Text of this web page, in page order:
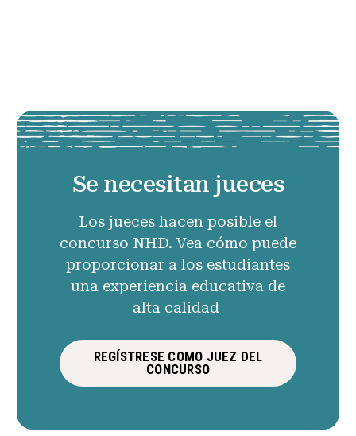
Se necesitan jueces
Los jueces hacen posible el
concurso NHD. Vea cómo puede
proporcionar a los estudiantes
una experiencia educativa de
alta calidad
REGÍSTRESE COMO JUEZ DEL
CONCURSO